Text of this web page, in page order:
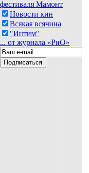
фестиваля Мамонт
Новости кин
Всякая всячина
"Интим"
... от журнала «РиО»